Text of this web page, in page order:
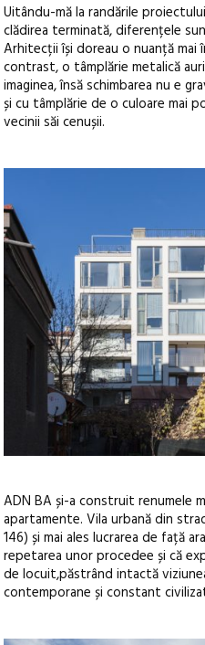
Uitându-mă la randările
clădirea terminată, diferențele
Arhitecții își doreau o nuanță mai
contrast, o tâmplărie metalică
imaginea, însă schimbarea nu e
și cu tâmplărie de o culoare mai
vecinii săi cenușii.
ADN BA și-a construit renumele
apartamente. Vila urbană din
146) și mai ales lucrarea de față
repetarea unor procedee și că
de locuit,păstrând intactă
contemporane și constant